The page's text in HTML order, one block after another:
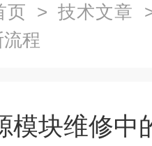
页 > 技术文章
程
模块维修中